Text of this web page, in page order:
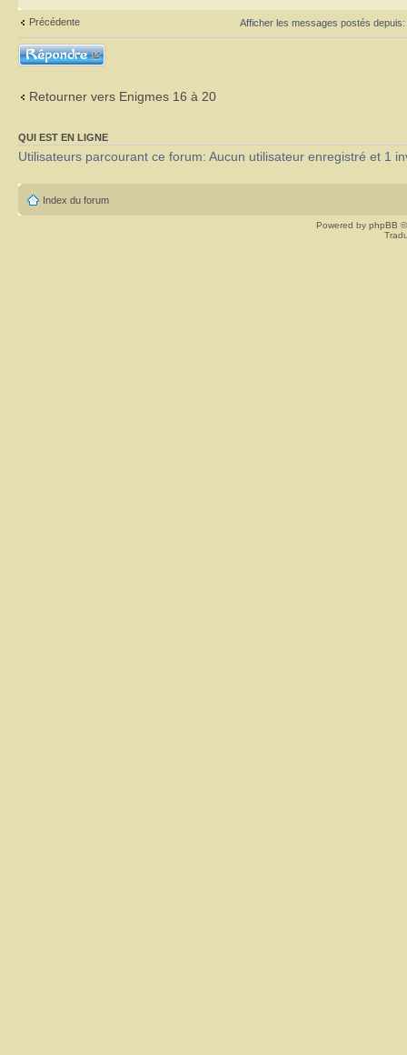
Précédente Afficher les messages postés depuis:
Répondre
Retourner vers Enigmes 16 à 20
QUI EST EN LIGNE
Utilisateurs parcourant ce forum: Aucun utilisateur enregistré et 1
Index du forum
Powered by phpBB